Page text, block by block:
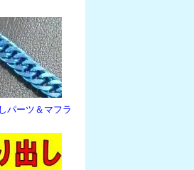
パーツ＆マフラ